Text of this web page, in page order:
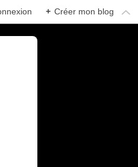
+ Créer mon blog